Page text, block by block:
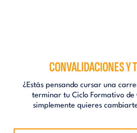
CONVALIDACIONES Y
¿Estás pensando cursar una
terminar tu Ciclo Formativo
simplemente quieres